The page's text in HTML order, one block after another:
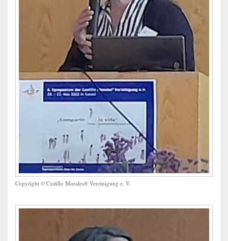
Copyright © Castillo Morales® Vereinigung e. V.